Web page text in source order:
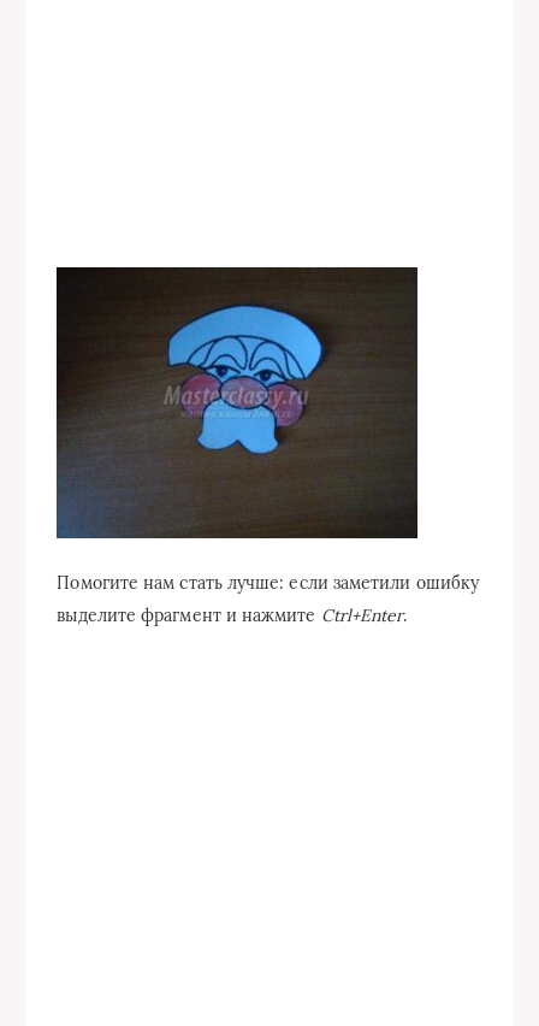
Помогите нам стать лучше: если заметили ошибку
выделите фрагмент и нажмите Ctrl+Enter.